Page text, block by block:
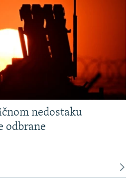
nedostaku
odbrane